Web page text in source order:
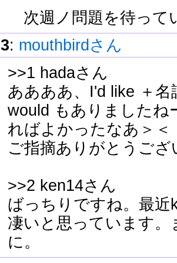
次週ノ問題を待って
3: mouthbirdさん
>>1 hadaさん
ああああ、I'd like ＋
would もありましたね
ればよかったなあ＞＜
ご指摘ありがとうござ
>>2 ken14さん
ばっちりですね。最近
凄いと思っています
に。